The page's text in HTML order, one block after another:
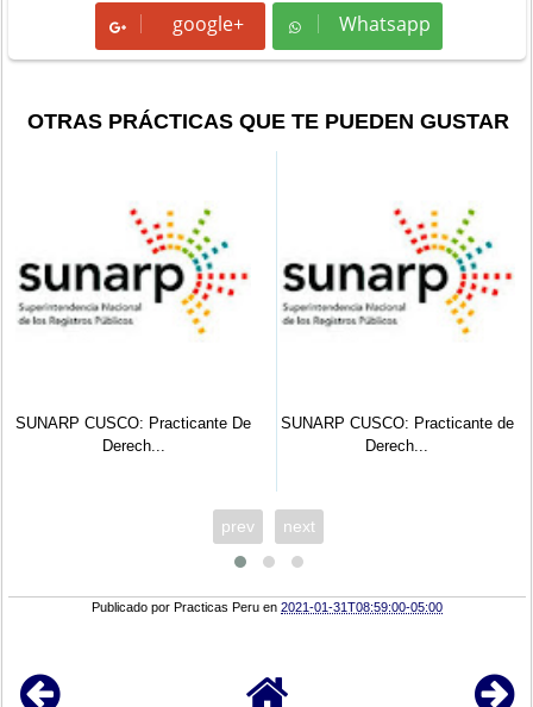
google+ Whatsapp
Whatsapp
OTRAS PRÁCTICAS QUE TE PUEDEN GUSTAR
SUNARP CUSCO: Practicante De
Derech...
SUNARP CUSCO: Practicante de
Derech...
prev next
Publicado porPracticas Peru en2021-01-31T08:59:00-05:00